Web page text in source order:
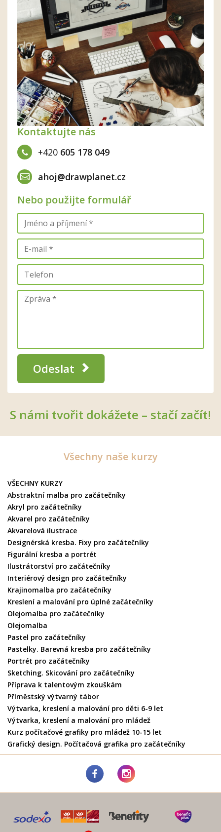
Kontaktujte nás
+420 605 178 049
ahoj@drawplanet.cz
Nebo použijte formulář
Odeslat
S námi tvořit dokážete – stačí začít!
Všechny naše kurzy
VŠECHNY KURZY
Abstraktní malba pro začátečníky
Akryl pro začátečníky
Akvarel pro začátečníky
Akvarelová ilustrace
Designérská kresba. Fixy pro začátečníky
Figurální kresba a portrét
Ilustrátorství pro začátečníky
Interiérový design pro začátečníky
Krajinomalba pro začátečníky
Kreslení a malování pro úplné začátečníky
Olejomalba pro začátečníky
Olejomalba
Pastel pro začátečníky
Pastelky. Barevná kresba pro začátečníky
Portrét pro začátečníky
Sketching. Skicování pro začátečníky
Příprava k talentovým zkouškám
Příměstský výtvarný tábor
Výtvarka, kreslení a malování pro děti 6-9 let
Výtvarka, kreslení a malování pro mládež
Kurz počítačové grafiky pro mládež 10-15 let
Grafický design. Počítačová grafika pro začátečníky